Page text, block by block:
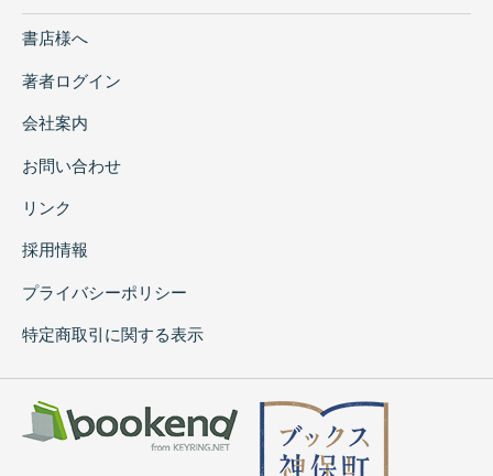
書店様へ
著者ログイン
会社案内
お問い合わせ
リンク
採用情報
プライバシーポリシー
特定商取引に関する表示